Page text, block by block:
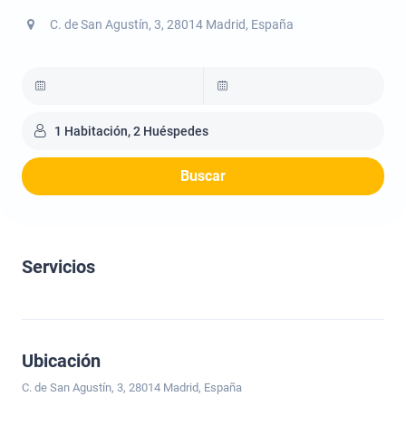
C. de San Agustín, 3, 28014 Madrid, España
1 Habitación, 2 Huéspedes
Buscar
Servicios
Ubicación
C. de San Agustín, 3, 28014 Madrid, España